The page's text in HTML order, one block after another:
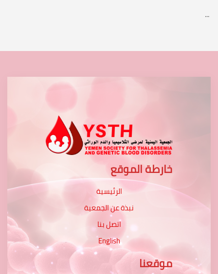
...
خارطة الموقع
الرئيسية
نبذة عن الجمعية
اتصل بنا
English
موقعنا